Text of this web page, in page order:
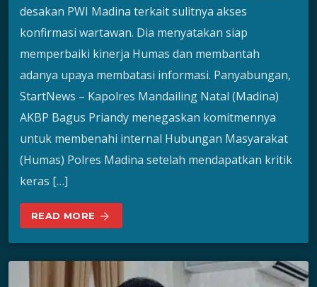
desakan PWI Madina terkait sulitnya akses
konfirmasi wartawan. Dia menyatakan siap
memperbaiki kinerja Humas dan membantah
adanya upaya membatasi informasi. Panyabungan,
StartNews – Kapolres Mandailing Natal (Madina)
AKBP Bagus Priandy menegaskan komitmennya
untuk membenahi internal Hubungan Masyarakat
(Humas) Polres Madina setelah mendapatkan kritik
keras […]
READ MORE arrow_forward